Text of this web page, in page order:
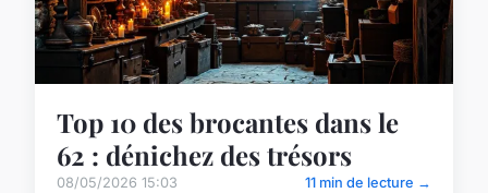
Top 10 des brocantes dans le
62 : dénichez des trésors
08/05/2026 15:03 11 min de lecture →